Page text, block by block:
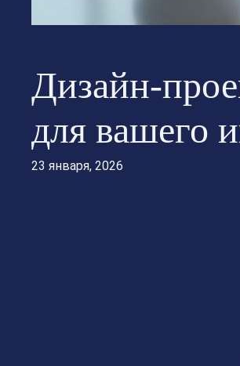
Дизайн-
для вашего
23 января, 2026